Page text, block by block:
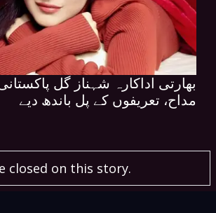
بھارتی اداکارہ شہناز گل
مداح، تعریفوں کے پل باندھ دیے
closed on this story.